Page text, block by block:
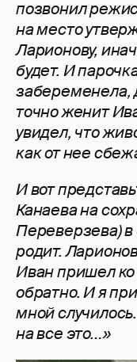
позвонил
на место
Ларионову,
будет. И
забеременела,
точно женит
увидел, что
как от нее
И вот
Канаева на
Переверзева) в
родит.
Иван пришел
обратно. И я
мной
на все это…»